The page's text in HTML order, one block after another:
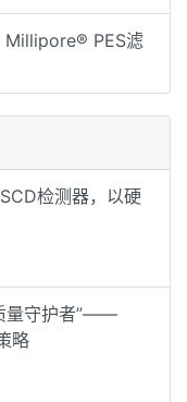
Millipore® PES滤
检测器，以硬
量守护者”——
略